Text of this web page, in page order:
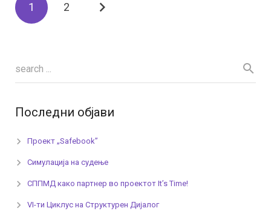
1 2
Последни објави
Проект „Safebook”
Симулација на судење
СППМД како партнер во проектот It’s Time!
VI-ти Циклус на Структурен Дијалог